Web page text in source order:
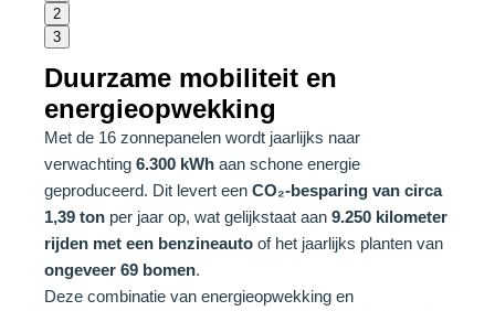
2
3
Duurzame mobiliteit en
energieopwekking
Met de 16 zonnepanelen wordt jaarlijks naar
verwachting 6.300 kWh aan schone energie
geproduceerd. Dit levert een CO₂-besparing van circa
1,39 ton per jaar op, wat gelijkstaat aan 9.250 kilometer
rijden met een benzineauto of het jaarlijks planten van
ongeveer 69 bomen.
Deze combinatie van energieopwekking en